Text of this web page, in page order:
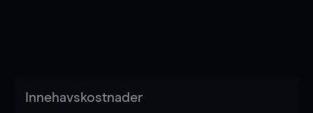
Innehavskostnader